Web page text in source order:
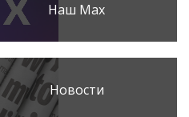
Наш Max
Новости